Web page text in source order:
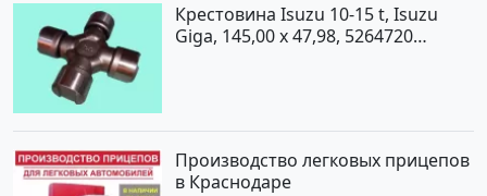
Крестовина Isuzu 10-15 t, Isuzu
Giga, 145,00 x 47,98, 5264720
Производство легковых прицепов
в Краснодаре